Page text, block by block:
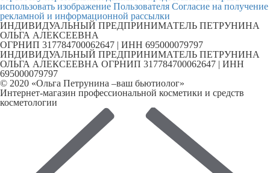
использовать изображение Пользователя Согласие на получение
рекламной и информационной рассылки
ИНДИВИДУАЛЬНЫЙ ПРЕДПРИНИМАТЕЛЬ ПЕТРУНИНА
ОЛЬГА АЛЕКСЕЕВНА
ОГРНИП 317784700062647 | ИНН 695000079797
ИНДИВИДУАЛЬНЫЙ ПРЕДПРИНИМАТЕЛЬ ПЕТРУНИНА
ОЛЬГА АЛЕКСЕЕВНА ОГРНИП 317784700062647 | ИНН
695000079797
© 2020 «Ольга Петрунина –ваш бьютиолог»
Интернет-магазин профессиональной косметики и средств
косметологии